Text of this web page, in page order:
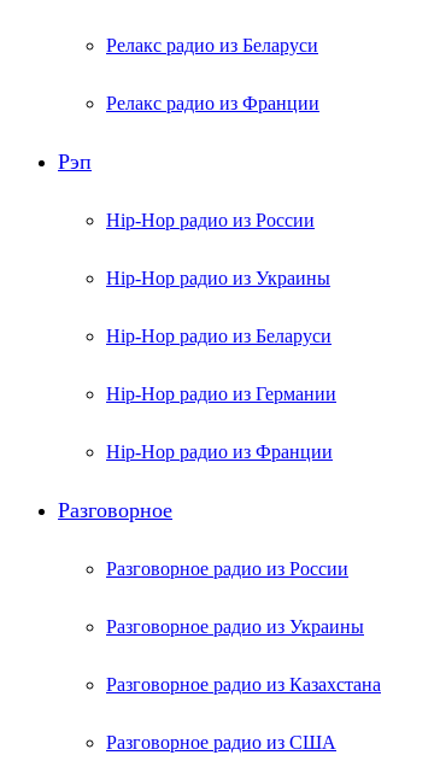
Релакс радио из Беларуси
Релакс радио из Франции
Рэп
Hip-Hop радио из России
Hip-Hop радио из Украины
Hip-Hop радио из Беларуси
Hip-Hop радио из Германии
Hip-Hop радио из Франции
Разговорное
Разговорное радио из России
Разговорное радио из Украины
Разговорное радио из Казахстана
Разговорное радио из США